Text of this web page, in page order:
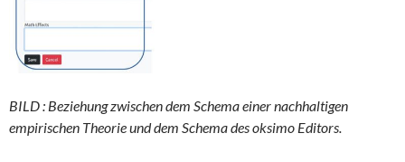
BILD : Beziehung zwischen dem Schema einer nachhaltigen
empirischen Theorie und dem Schema des oksimo Editors.